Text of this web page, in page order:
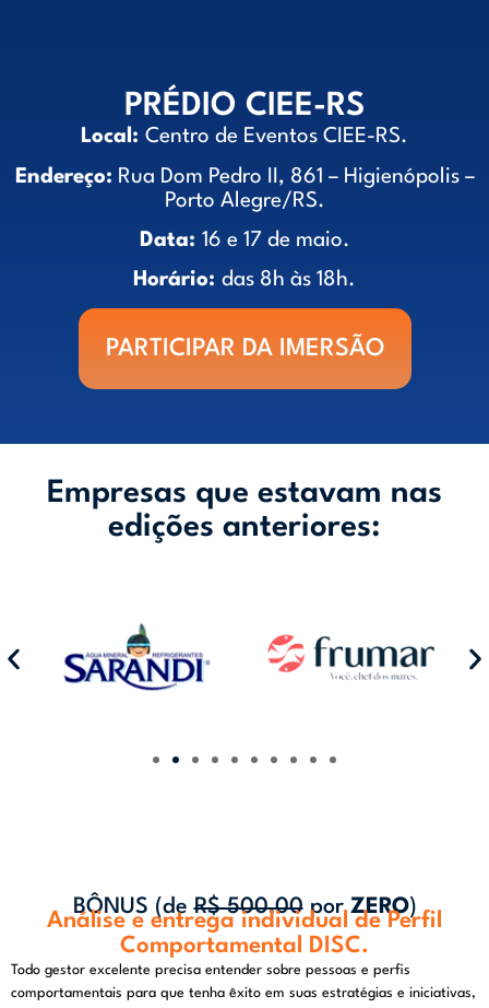
PRÉDIO CIEE-RS
Local: Centro de Eventos CIEE-RS.
Endereço: Rua Dom Pedro II, 861 – Higienópolis –
Porto Alegre/RS.
Data: 16 e 17 de maio.
Horário: das 8h às 18h.
PARTICIPAR DA IMERSÃO
Empresas que estavam nas
edições anteriores:
BÔNUS (deR$ 500,00porZERO)
Análise e entrega individual de Perfil
Comportamental DISC.
Todo gestor excelente precisa entender sobre pessoas e perfis
comportamentais para que tenha êxito em suas estratégias e iniciativas,